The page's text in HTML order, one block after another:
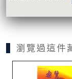
瀏覽過這件